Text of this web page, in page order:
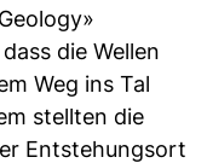
die Wellen
Weg ins Tal
stellten die
Entstehungsort